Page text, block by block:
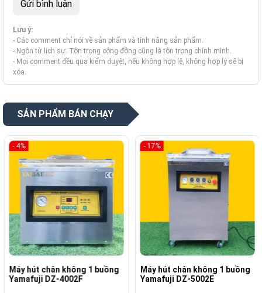
Lưu ý:
- Các comment chỉ nói về sản phẩm và tính năng sản phẩm.
- Ngôn từ lịch sự. Tôn trọng cộng đồng cũng là tôn trọng chính mình.
- Mọi comment đều qua kiểm duyệt, nếu không hợp lệ, không hợp lý sẽ bị
xóa.
SẢN PHẨM BÁN CHẠY
- 4%
Máy hút chân không 1 buồng
Yamafuji DZ-4002F
- 17%
Máy hút chân không 1 buồng
Yamafuji DZ-5002E